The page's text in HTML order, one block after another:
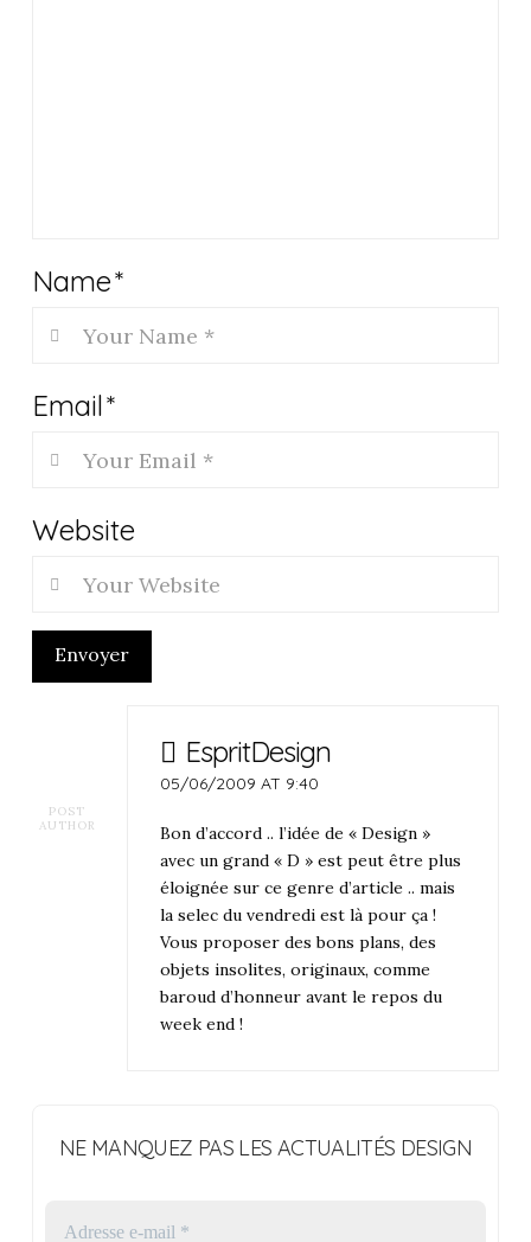
Name*
Email*
Website
Envoyer
POST
AUTHOR
EspritDesign
05/06/2009 AT 9:40
Bon d’accord .. l’idée de « Design »
avec un grand « D » est peut être plus
éloignée sur ce genre d’article .. mais
la selec du vendredi est là pour ça !
Vous proposer des bons plans, des
objets insolites, originaux, comme
baroud d’honneur avant le repos du
week end !
NE MANQUEZ PAS LES ACTUALITÉS DESIGN